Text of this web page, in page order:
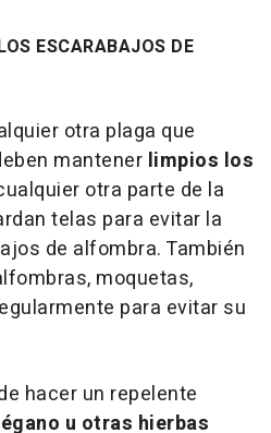
ESCARABAJOS DE
otra plaga que
mantener limpios los
otra parte de la
telas para evitar la
de alfombra. También
moquetas,
para evitar su
hacer un repelente
u otras hierbas